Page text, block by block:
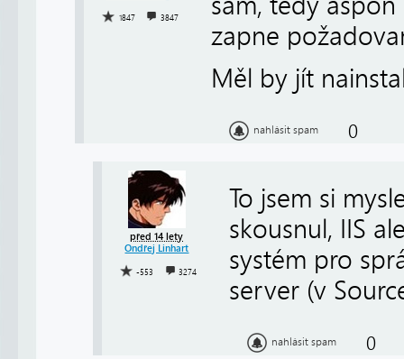
1847 3847
zapne
Měl by jít
nahlásit spam 0
před 14 lety
Ondřej Linhart
-553 3274
To jsem si
skousnul, IIS
systém pro
server (v
nahlásit spam 0